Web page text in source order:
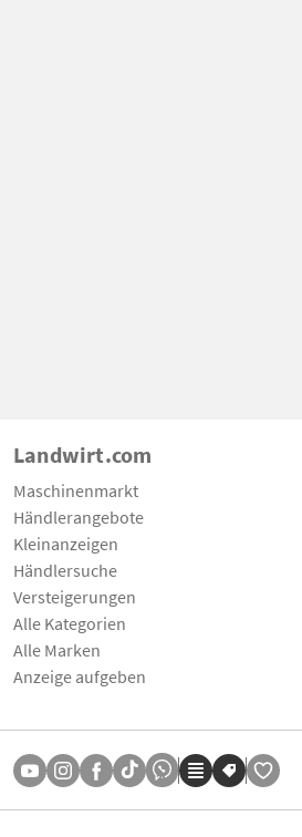
Landwirt.com
Maschinenmarkt
Händlerangebote
Kleinanzeigen
Händlersuche
Versteigerungen
Alle Kategorien
Alle Marken
Anzeige aufgeben